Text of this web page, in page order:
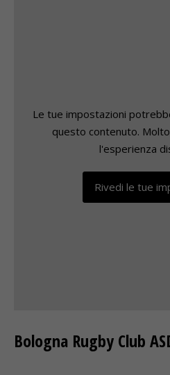
Le tue impostazioni
questo contenuto.
l'esperienza
Rivedi le tue
Bologna Rugby Club